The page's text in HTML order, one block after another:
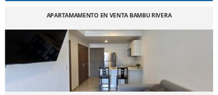
APARTAMAMENTO EN VENTA BAMBU RIVERA